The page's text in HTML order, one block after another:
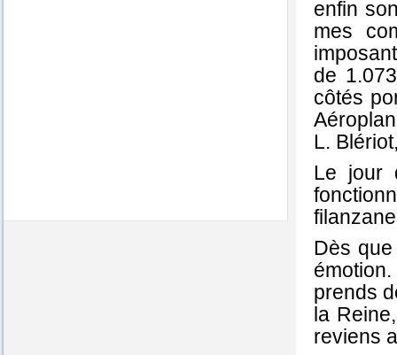
enfin
mes
de
côtés
L.
Le jour
Dès
prends
la
reviens